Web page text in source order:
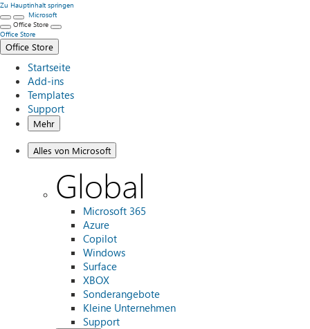
Zu Hauptinhalt springen
Microsoft
Office Store
Office Store
Office Store
Startseite
Add-ins
Templates
Support
Mehr
Alles von Microsoft
Global
Microsoft 365
Azure
Copilot
Windows
Surface
XBOX
Sonderangebote
Kleine Unternehmen
Support